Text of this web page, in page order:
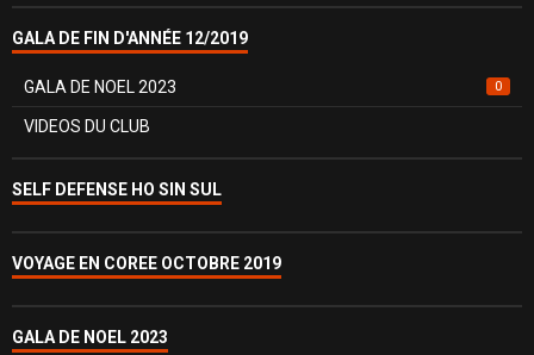
GALA DE FIN D'ANNÉE 12/2019
GALA DE NOEL 2023 0
VIDEOS DU CLUB
SELF DEFENSE HO SIN SUL
VOYAGE EN COREE OCTOBRE 2019
GALA DE NOEL 2023